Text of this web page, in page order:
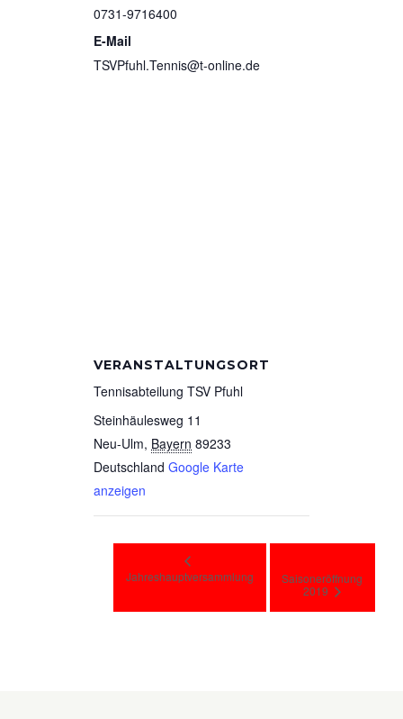
0731-9716400
E-Mail
TSVPfuhl.Tennis@t-online.de
VERANSTALTUNGSORT
Tennisabteilung TSV Pfuhl
Steinhäulesweg 11
Neu-Ulm, Bayern 89233
Deutschland Google Karte
anzeigen
Jahreshauptversammlung
Saisoneröffnung
2019